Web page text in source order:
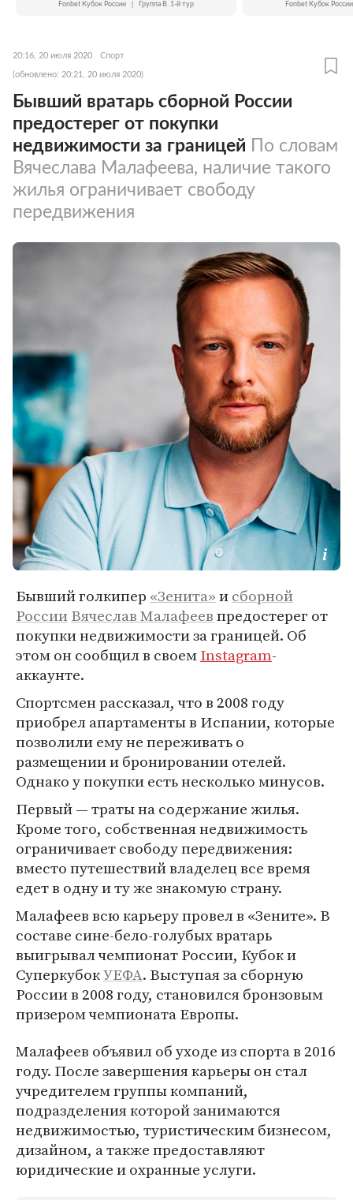
Fonbet Кубок России Группа B. 1-й тур Fonbet Кубок России
20:16, 20 июля 2020 Спорт
(обновлено: 20:21, 20 июля 2020)
Бывший вратарь сборной России
предостерег от покупки
недвижимости за границей По словам
Вячеслава Малафеева, наличие такого
жилья ограничивает свободу
передвижения
Бывший голкипер «Зенита»исборной
РоссииВячеслав Малафеевпредостерег от
покупки недвижимости за границей. Об
этом он сообщил в своемInstagram-
аккаунте.
Спортсмен рассказал, что в 2008 году
приобрел апартаменты в Испании, которые
позволили ему не переживать о
размещении и бронировании отелей.
Однако у покупки есть несколько минусов.
Первый — траты на содержание жилья.
Кроме того, собственная недвижимость
ограничивает свободу передвижения:
вместо путешествий владелец все время
едет в одну и ту же знакомую страну.
Малафеев всю карьеру провел в «Зените». В
составе сине-бело-голубых вратарь
выигрывал чемпионат России, Кубок и
СуперкубокУЕФА. Выступая за сборную
России в 2008 году, становился бронзовым
призером чемпионата Европы.
Малафеев объявил об уходе из спорта в 2016
году. После завершения карьеры он стал
учредителем группы компаний,
подразделения которой занимаются
недвижимостью, туристическим бизнесом,
дизайном, а также предоставляют
юридические и охранные услуги.